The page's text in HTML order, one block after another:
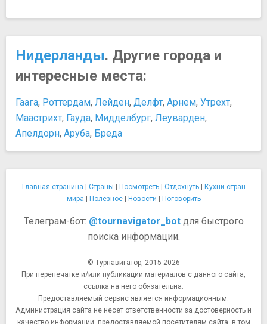
Нидерланды. Другие города и
интересные места:
Гаага, Роттердам, Лейден, Делфт, Арнем, Утрехт,
Маастрихт, Гауда, Мидделбург, Леуварден,
Апелдорн, Аруба, Бреда
Главная страница Страны Посмотреть| Отдохнуть|
Кухни стран
мира
Полезное| Новости Поговорить
Телеграм-бот: @tournavigator_botдля быстрого
поиска информации.
© Турнавигатор, 2015-2026
При перепечатке и/или публикации материалов с данного сайта,
ссылка на него обязательна.
Предоставляемый сервис является информационным.
Администрация сайта не несет ответственности за достоверность и
качество информации, предоставляемой посетителям сайта, в том